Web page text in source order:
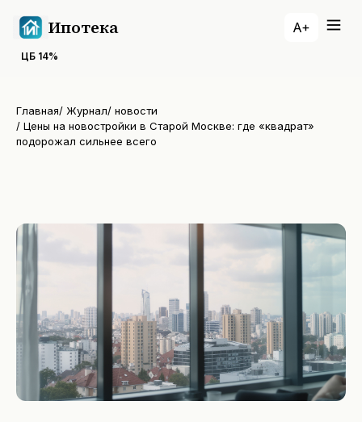
Ипотека
ЦБ 14%
A+
Главная/ Журнал/ новости
/ Цены на новостройки в Старой Москве: где «квадрат»
подорожал сильнее всего